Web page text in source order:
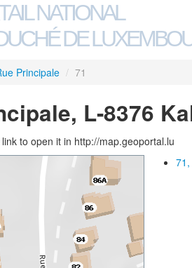
NATIONAL
DE
Principale / 71
L-8376
to open it in http://map.geoportal.lu